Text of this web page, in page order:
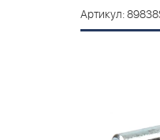
Артикул: